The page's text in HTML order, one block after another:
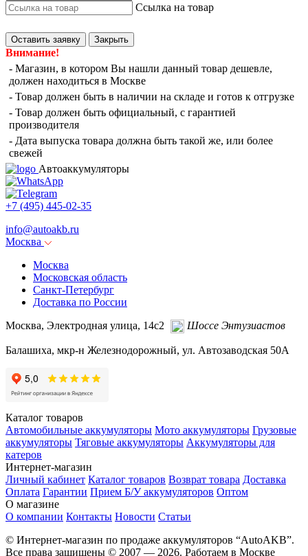
Ссылка на товар
Оставить заявку Закрыть
Внимание!
- Магазин, в котором Вы нашли данный товар дешевле,
должен находиться в Москве
- Товар должен быть в наличии на складе и готов к отгрузке
- Товар должен быть официальный, с гарантией
производителя
- Дата выпуска товара должна быть такой же, или более
свежей
Автоаккумуляторы
+7 (495) 445-02-35
info@autoakb.ru
Москва
Москва
Московская область
Санкт-Петербург
Доставка по России
Москва, Электродная улица, 14с2
Шоссе Энтузиастов
Балашиха, мкр-н Железнодорожный, ул. Автозаводская 50А
Каталог товаров
Автомобильные аккумуляторы Мото аккумуляторы Грузовые
аккумуляторы Тяговые аккумуляторы Аккумуляторы для
катеров
Интернет-магазин
Личный кабинет Каталог товаров Возврат товара Доставка
Оплата Гарантии Прием Б/У аккумуляторов Оптом
О магазине
О компании Контакты Новости Статьи
© Интернет-магазин по продаже аккумуляторов “AutoAKB”.
Все права защищены © 2007 — 2026. Работаем в Москве